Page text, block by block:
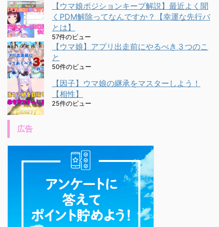
【ウマ娘ポジションキープ解説】最近よく聞
くPDM解除ってなんですか？【幸運な先行バ
とは】
57件のビュー
【ウマ娘】アプリ出走前にやるべき３つのこ
と
50件のビュー
【因子】ウマ娘の継承をマスターしよう！
【相性】
25件のビュー
広告